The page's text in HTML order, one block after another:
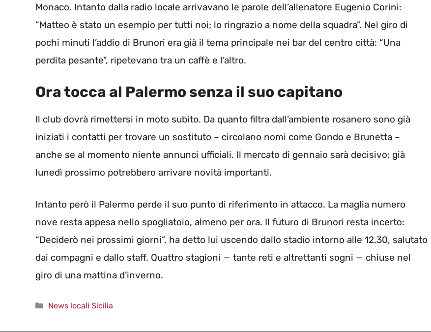
Monaco. Intanto dalla radio locale arrivavano le parole dell’allenatore Eugenio Corini:
“Matteo è stato un esempio per tutti noi; lo ringrazio a nome della squadra”. Nel giro di
pochi minuti l’addio di Brunori era già il tema principale nei bar del centro città: “Una
perdita pesante”, ripetevano tra un caffè e l’altro.
Ora tocca al Palermo senza il suo capitano
Il club dovrà rimettersi in moto subito. Da quanto filtra dall’ambiente rosanero sono già
iniziati i contatti per trovare un sostituto – circolano nomi come Gondo e Brunetta –
anche se al momento niente annunci ufficiali. Il mercato di gennaio sarà decisivo; già
lunedì prossimo potrebbero arrivare novità importanti.
Intanto però il Palermo perde il suo punto di riferimento in attacco. La maglia numero
nove resta appesa nello spogliatoio, almeno per ora. Il futuro di Brunori resta incerto:
“Deciderò nei prossimi giorni”, ha detto lui uscendo dallo stadio intorno alle 12.30, salutato
dai compagni e dallo staff. Quattro stagioni — tante reti e altrettanti sogni — chiuse nel
giro di una mattina d’inverno.
Categorie
News locali Sicilia